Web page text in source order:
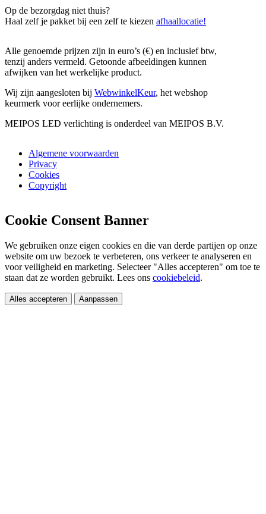
Op de bezorgdag niet thuis?
Haal zelf je pakket bij een zelf te kiezen afhaallocatie!
Alle genoemde prijzen zijn in euro’s (€) en inclusief btw,
tenzij anders vermeld. Getoonde afbeeldingen kunnen
afwijken van het werkelijke product.
Wij zijn aangesloten bij WebwinkelKeur, het webshop
keurmerk voor eerlijke ondernemers.
MEIPOS LED verlichting is onderdeel van MEIPOS B.V.
Algemene voorwaarden
Privacy
Cookies
Copyright
Cookie Consent Banner
We gebruiken onze eigen cookies en die van derde partijen op onze
website om uw bezoek te verbeteren, ons verkeer te analyseren en
voor veiligheid en marketing. Selecteer "Alles accepteren" om toe te
staan dat ze worden gebruikt. Lees ons cookiebeleid.
Alles accepteren Aanpassen